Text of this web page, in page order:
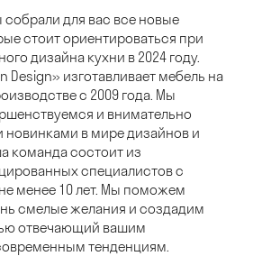
собрали для вас все новые
стоит ориентироваться при
дизайна кухни в 2024 году.
Design» изготавливает мебель на
с 2009 года. Мы
и внимательно
новинками в мире дизайнов и
команда состоит из
специалистов с
менее 10 лет. Мы поможем
смелые желания и создадим
отвечающий вашим
тенденциям.